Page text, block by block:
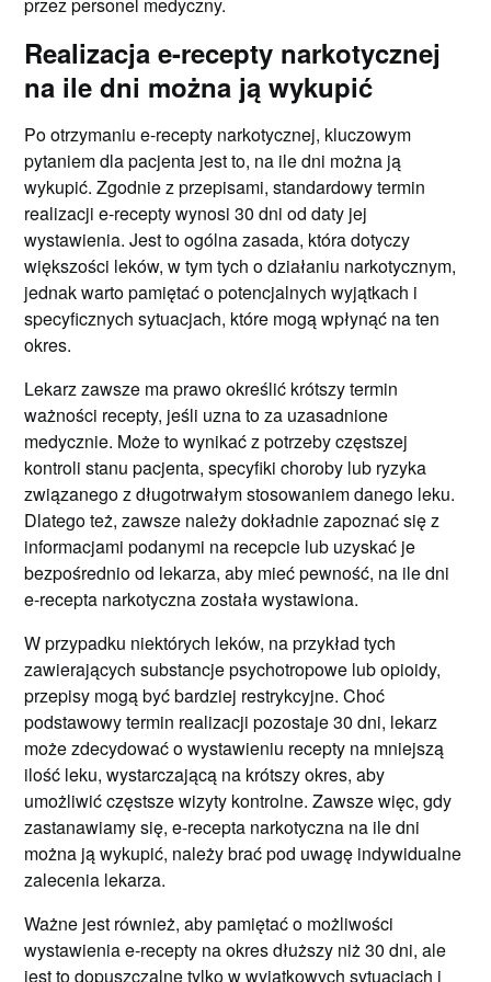
Realizacja e-recepty narkotycznej
na ile dni można ją wykupić
Po otrzymaniu e-recepty narkotycznej, kluczowym
pytaniem dla pacjenta jest to, na ile dni można ją
wykupić. Zgodnie z przepisami, standardowy termin
realizacji e-recepty wynosi 30 dni od daty jej
wystawienia. Jest to ogólna zasada, która dotyczy
większości leków, w tym tych o działaniu narkotycznym,
jednak warto pamiętać o potencjalnych wyjątkach i
specyficznych sytuacjach, które mogą wpłynąć na ten
okres.
Lekarz zawsze ma prawo określić krótszy termin
ważności recepty, jeśli uzna to za uzasadnione
medycznie. Może to wynikać z potrzeby częstszej
kontroli stanu pacjenta, specyfiki choroby lub ryzyka
związanego z długotrwałym stosowaniem danego leku.
Dlatego też, zawsze należy dokładnie zapoznać się z
informacjami podanymi na recepcie lub uzyskać je
bezpośrednio od lekarza, aby mieć pewność, na ile dni
e-recepta narkotyczna została wystawiona.
W przypadku niektórych leków, na przykład tych
zawierających substancje psychotropowe lub opioidy,
przepisy mogą być bardziej restrykcyjne. Choć
podstawowy termin realizacji pozostaje 30 dni, lekarz
może zdecydować o wystawieniu recepty na mniejszą
ilość leku, wystarczającą na krótszy okres, aby
umożliwić częstsze wizyty kontrolne. Zawsze więc, gdy
zastanawiamy się, e-recepta narkotyczna na ile dni
można ją wykupić, należy brać pod uwagę indywidualne
zalecenia lekarza.
Ważne jest również, aby pamiętać o możliwości
wystawienia e-recepty na okres dłuższy niż 30 dni, ale
jest to dopuszczalne tylko w wyjątkowych sytuacjach i